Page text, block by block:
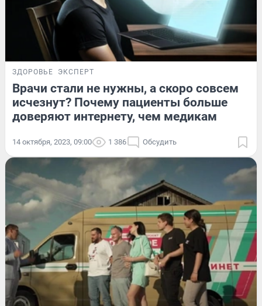
ЗДОРОВЬЕ ЭКСПЕРТ
Врачи стали не нужны, а скоро совсем
исчезнут? Почему пациенты больше
доверяют интернету, чем медикам
14 октября, 2023, 09:00 1 386 Обсудить